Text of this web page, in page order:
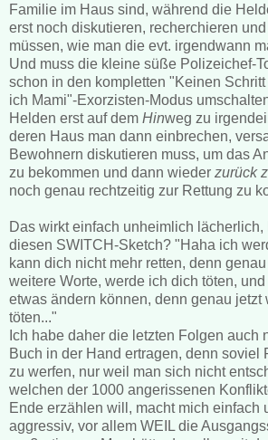
Familie im Haus sind, während die
erst noch diskutieren, recherchieren
müssen, wie man die evt. irgendwann
Und muss die kleine süße Polizeichef-
schon in den kompletten "Keinen
ich Mami"-Exorzisten-Modus
Helden erst auf dem Hinweg zu
deren Haus man dann einbrechen,
Bewohnern diskutieren muss, um das
zu bekommen und dann wieder zurück
noch genau rechtzeitig zur Rettung zu
Das wirkt einfach unheimlich
diesen SWITCH-Sketch? "Haha ich
kann dich nicht mehr retten, denn
weitere Worte, werde ich dich töten,
etwas ändern können, denn genau jetzt
töten..."
Ich habe daher die letzten Folgen auch
Buch in der Hand ertragen, denn soviel
zu werfen, nur weil man sich nicht
welchen der 1000 angerissenen
Ende erzählen will, macht mich einfach
aggressiv, vor allem WEIL die